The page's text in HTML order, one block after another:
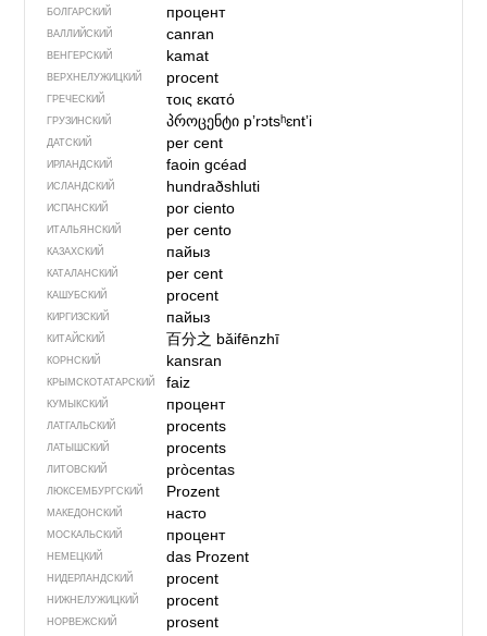
БОЛГАРСКИЙ процент
ВАЛЛИЙСКИЙ canran
ВЕНГЕРСКИЙ kamat
ВЕРХНЕЛУЖИЦКИЙ procent
ГРЕЧЕСКИЙ τοις εκατό
ГРУЗИНСКИЙ პროცენტი pʼrɔtsʰɛntʼi
ДАТСКИЙ per cent
ИРЛАНДСКИЙ faoin gcéad
ИСЛАНДСКИЙ hundraðshluti
ИСПАНСКИЙ por ciento
ИТАЛЬЯНСКИЙ per cento
КАЗАХСКИЙ пайыз
КАТАЛАНСКИЙ per cent
КАШУБСКИЙ procent
КИРГИЗСКИЙ пайыз
КИТАЙСКИЙ 百分之 bǎifēnzhī
КОРНСКИЙ kansran
КРЫМСКО­ТАТАРСКИЙ faiz
КУМЫКСКИЙ процент
ЛАТГАЛЬСКИЙ procents
ЛАТЫШСКИЙ procents
ЛИТОВСКИЙ pròcentas
ЛЮКСЕМБУРГСКИЙ Prozent
МАКЕДОНСКИЙ насто
МОСКАЛЬСКИЙ процент
НЕМЕЦКИЙ das Prozent
НИДЕРЛАНДСКИЙ procent
НИЖНЕЛУЖИЦКИЙ procent
НОРВЕЖСКИЙ
prosent